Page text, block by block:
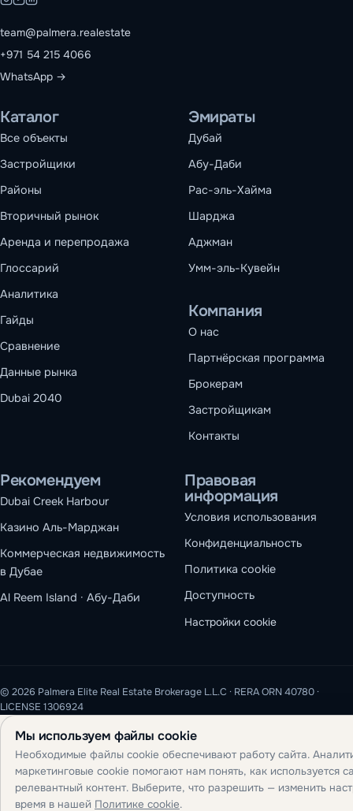
team@palmera.realestate
+971 54 215 4066
WhatsApp →
Каталог
Все объекты
Застройщики
Районы
Вторичный рынок
Аренда и перепродажа
Глоссарий
Аналитика
Гайды
Сравнение
Данные рынка
Dubai 2040
Эмираты
Дубай
Абу-Даби
Рас-эль-Хайма
Шарджа
Аджман
Умм-эль-Кувейн
Компания
О нас
Партнёрская программа
Брокерам
Застройщикам
Контакты
Рекомендуем
Dubai Creek Harbour
Казино Аль-Марджан
Коммерческая недвижимость
в Дубае
Al Reem Island · Абу-Даби
Правовая
информация
Условия использования
Конфиденциальность
Политика cookie
Доступность
Настройки cookie
© 2026 Palmera Elite Real Estate Brokerage L.L.C · RERA ORN 40780 ·
LICENSE 1306924
Мы используем файлы cookie
Необходимые файлы cookie обеспечивают работу сайта.
маркетинговые cookie помогают нам понять, как используется
релевантный контент. Выберите, что разрешить — изменить
время в нашей Политике cookie.